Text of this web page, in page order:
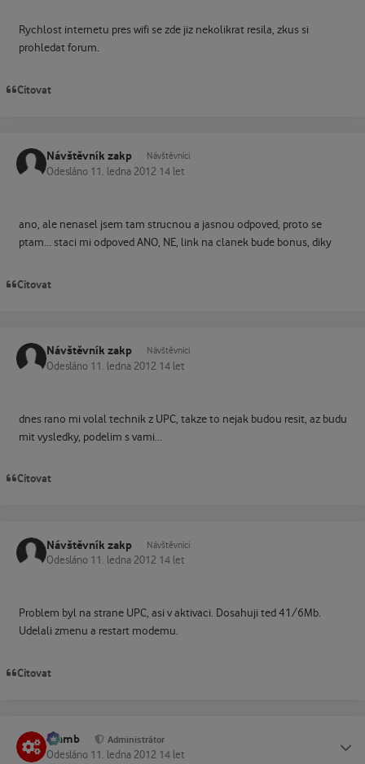
Rychlost internetu pres wifi se zde jiz nekolikrat resila, zkus si
prohledat forum.
Citovat
Návštěvník zakp Návštěvníci
Odesláno 11. ledna 2012 14 let
ano, ale nenasel jsem tam strucnou a jasnou odpoved, proto se
ptam... staci mi odpoved ANO, NE, link na clanek bude bonus, diky
Citovat
Návštěvník zakp Návštěvníci
Odesláno 11. ledna 2012 14 let
dnes rano mi volal technik z UPC, takze to nejak budou resit, az budu
mit vysledky, podelim s vami...
Citovat
Návštěvník zakp Návštěvníci
Odesláno 11. ledna 2012 14 let
Problem byl na strane UPC, asi v aktivaci. Dosahuji ted 41/6Mb.
Udelali zmenu a restart modemu.
Citovat
Slamb Administrátor
Odesláno 11. ledna 2012 14 let